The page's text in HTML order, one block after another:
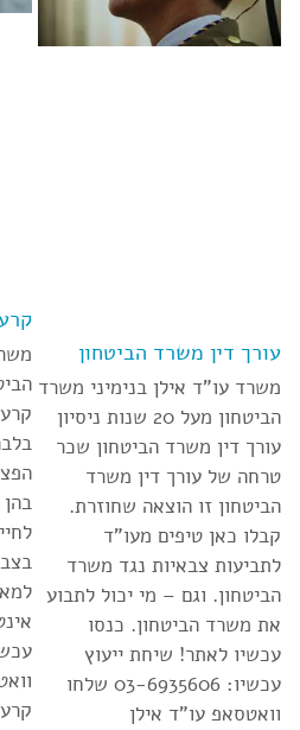
עורך דין משרד הביטחון
משרד עו”ד אילן בנימיני משרד
הביטחון מעל 20 שנות ניסיון
עורך דין משרד הביטחון שכר
טרחה של עורך דין משרד
הביטחון זו הוצאה שחוזרת.
קבלו כאן טיפים מעו”ד
לתביעות צבאיות נגד משרד
הביטחון. וגם – מי יכול לתבוע
את משרד הביטחון. כנסו
עכשיו לאתר! שיחת ייעוץ
עכשיו: 03-6935606 שלחו
וואטסאפ עו”ד אילן